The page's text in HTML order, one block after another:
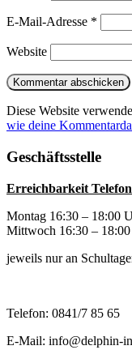
E-Mail-Adresse *
Website
Diese Website
wie deine
Geschäftsstelle
Erreichbarkeit
Montag 16:30 – 18:00
Mittwoch 16:30 –
jeweils nur an
Telefon: 0841/7 85 65
E-Mail: info@delphin-